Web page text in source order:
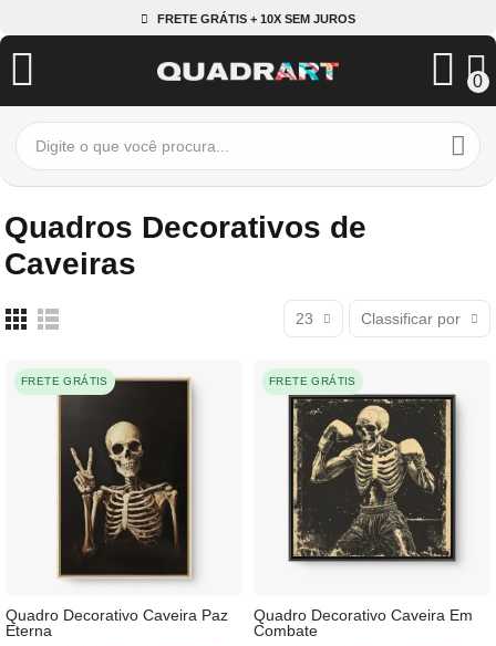
FRETE GRÁTIS + 10X SEM JUROS
0
Quadros Decorativos de
Caveiras
23 Classificar por
FRETE GRÁTIS
Quadro Decorativo Caveira Paz
Eterna
FRETE GRÁTIS
Quadro Decorativo Caveira Em
Combate